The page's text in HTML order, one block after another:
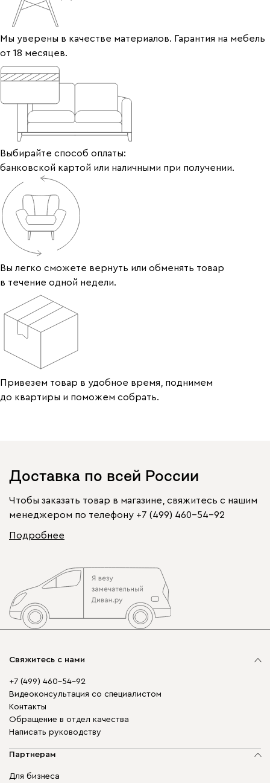
Мы уверены в качестве материалов. Гарантия на мебель
от 18 месяцев.
Выбирайте способ оплаты:
банковской картой или наличными при получении.
Вы легко сможете вернуть или обменять товар
в течение одной недели.
Привезем товар в удобное время, поднимем
до квартиры и поможем собрать.
Доставка по всей России
Чтобы заказать товар в магазине, свяжитесь с нашим
менеджером по телефону +7 (499) 460-54-92
Подробнее
Свяжитесь с нами
+7 (499) 460-54-92
Видеоконсультация со специалистом
Контакты
Обращение в отдел качества
Написать руководству
Партнерам
Для бизнеса